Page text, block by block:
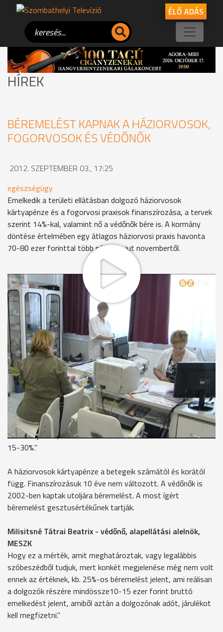
ÉLŐ ADÁS
HÍREK
BÉREMELÉST KAPNAK A HÁZIORVOSOK,
FOGORVOSOK ÉS VÉDŐNŐK
2012. SZEPTEMBER 03., 17:25
egészségügy
Emelkedik a területi ellátásban dolgozó háziorvosok
kártyapénze és a fogorvosi praxisok finanszírozása, a tervek
szerint 14%-kal, valamint nő a védőnők bére is. A kormány
döntése értelmében egy átlagos háziorvosi praxis havonta
70-80 ezer forinttal több pénzhez jut novembertől.
Legli Veronika háziorvosi rendelőjében naponta átlagosan 70-
80 beteg fordul meg. Praxisát a hozzá leadott kártyák
egészségbiztosítási finanszírozásából, a területéhez tartozó
lakosok után járó, valamint a szakorvosi díjból tartja fenn. A
beígért kártyapénzemelés nem feltétlenül jelent majd
béremelkedést, hisz a praxis egyéb költségeit is ki kell
gazdálkodni, ami a bevételek közel 70%-a - mondja a
doktornő.
Dr. Legli Veronika - háziorvos
"Nem csak bérre szól ez a pénz. A megemelkedett
rezsiköltséget: a benzint, írószert, számítgépet, programot,
tiszítószert nekünk mind ebből a pénzből kell finanszírozni. Ez
nem azt jelenti, mint a kórházban alkalmazott orvosnak adott
15-30%."
A háziorvosok kártyapénze a betegeik számától és korától
függ. Finanszírozásuk 10 éve nem változott. A védőnők is
2002-ben kaptak utoljára béremelést. A most ígért
béremelést gesztusértékűnek tartják.
Milisitsné Tátrai Beatrix - védőnő, alapellátási alelnök,
MESZK
Hogy ez a mérték, amit meghatároztak, vagy legalábbis
szóbeszédből tudjuk, mert konkét megjelenése még nem volt
ennek az értéknek, kb. 25%-os béremelést jelent, ami reálisan
a dolgozók részére mindössze10-15 ezer forint bruttó
emelkedést jelent, amiből aztán a dolgozónak adót, járulékot
kell megfizetni."